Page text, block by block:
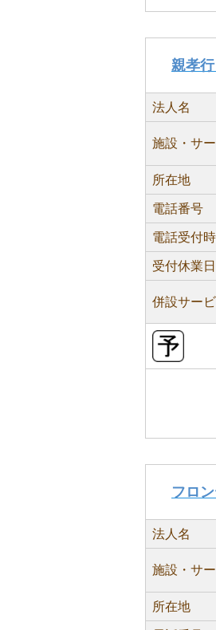
親孝
法人名
施設・サ
所在地
電話番号
電話受付
受付休業日
併設サー
フロ
法人名
施設・サ
所在地